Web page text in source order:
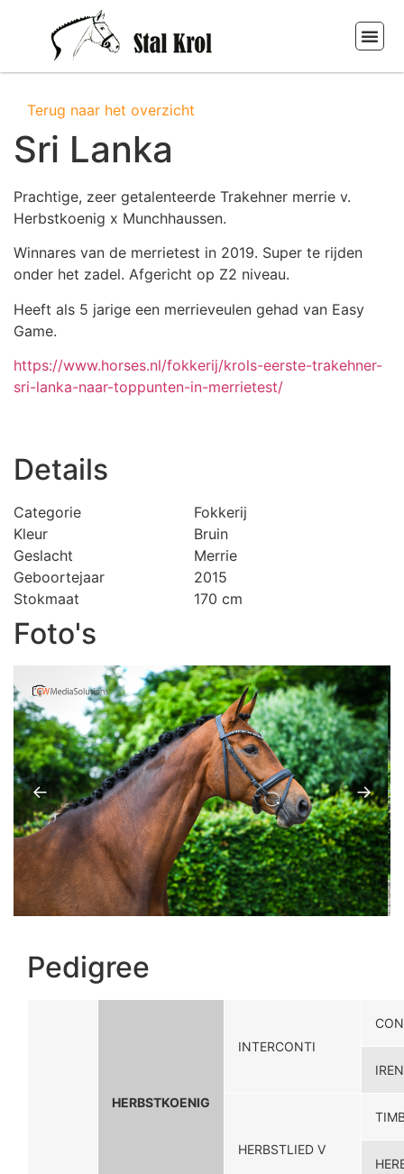
Terug naar het overzicht
Sri Lanka
Prachtige, zeer getalenteerde Trakehner merrie v.
Herbstkoenig x Munchhaussen.
Winnares van de merrietest in 2019. Super te rijden
onder het zadel. Afgericht op Z2 niveau.
Heeft als 5 jarige een merrieveulen gehad van Easy
Game.
https://www.horses.nl/fokkerij/krols-eerste-trakehner-
sri-lanka-naar-toppunten-in-merrietest/
Details
Categorie
Fokkerij
Kleur
Bruin
Geslacht
Merrie
Geboortejaar
2015
Stokmaat
170 cm
Foto's
← →
Pedigree
HERBSTKOENIG
INTERCONTI
HERBSTLIED V